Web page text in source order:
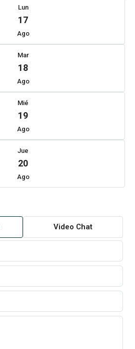
Lun
17
Ago
Mar
18
Ago
Mié
19
Ago
Jue
20
Ago
Video Chat